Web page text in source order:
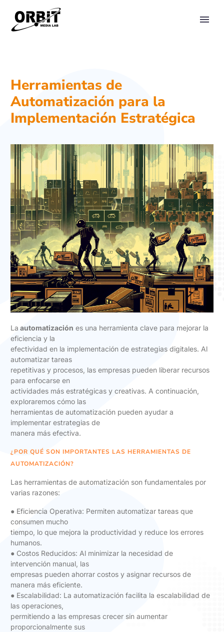
Herramientas de
Automatización para la
Implementación Estratégica
La automatización es una herramienta clave para mejorar la
eficiencia y la
efectividad en la implementación de estrategias digitales. Al
automatizar tareas
repetitivas y procesos, las empresas pueden liberar recursos
para enfocarse en
actividades más estratégicas y creativas. A continuación,
exploraremos cómo las
herramientas de automatización pueden ayudar a
implementar estrategias de
manera más efectiva.
¿POR QUÉ SON IMPORTANTES LAS HERRAMIENTAS DE
AUTOMATIZACIÓN?
Las herramientas de automatización son fundamentales por
varias razones:
● Eficiencia Operativa: Permiten automatizar tareas que
consumen mucho
tiempo, lo que mejora la productividad y reduce los errores
humanos.
● Costos Reducidos: Al minimizar la necesidad de
intervención manual, las
empresas pueden ahorrar costos y asignar recursos de
manera más eficiente.
● Escalabilidad: La automatización facilita la escalabilidad de
las operaciones,
permitiendo a las empresas crecer sin aumentar
proporcionalmente sus